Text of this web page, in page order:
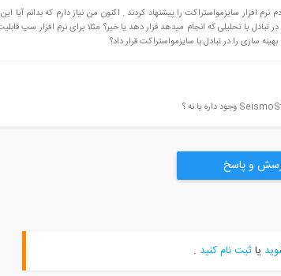
سایزمواستراکت را پیشنهاد کردند . اکنون من نیاز دارم که بدانم آیا این
سازی را در تبادل با سایزمواستراکت قرار داد؟
و پاسخ
یاثبت نام کنید .